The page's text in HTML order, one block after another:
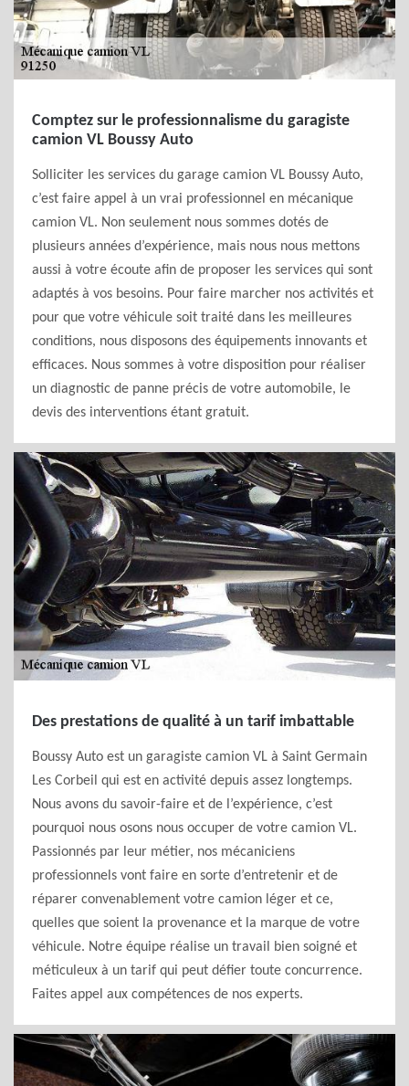
Comptez sur le professionnalisme du garagiste
camion VL Boussy Auto
Solliciter les services du garage camion VL Boussy Auto,
c’est faire appel à un vrai professionnel en mécanique
camion VL. Non seulement nous sommes dotés de
plusieurs années d’expérience, mais nous nous mettons
aussi à votre écoute afin de proposer les services qui sont
adaptés à vos besoins. Pour faire marcher nos activités et
pour que votre véhicule soit traité dans les meilleures
conditions, nous disposons des équipements innovants et
efficaces. Nous sommes à votre disposition pour réaliser
un diagnostic de panne précis de votre automobile, le
devis des interventions étant gratuit.
Des prestations de qualité à un tarif imbattable
Boussy Auto est un garagiste camion VL à Saint Germain
Les Corbeil qui est en activité depuis assez longtemps.
Nous avons du savoir-faire et de l’expérience, c’est
pourquoi nous osons nous occuper de votre camion VL.
Passionnés par leur métier, nos mécaniciens
professionnels vont faire en sorte d’entretenir et de
réparer convenablement votre camion léger et ce,
quelles que soient la provenance et la marque de votre
véhicule. Notre équipe réalise un travail bien soigné et
méticuleux à un tarif qui peut défier toute concurrence.
Faites appel aux compétences de nos experts.